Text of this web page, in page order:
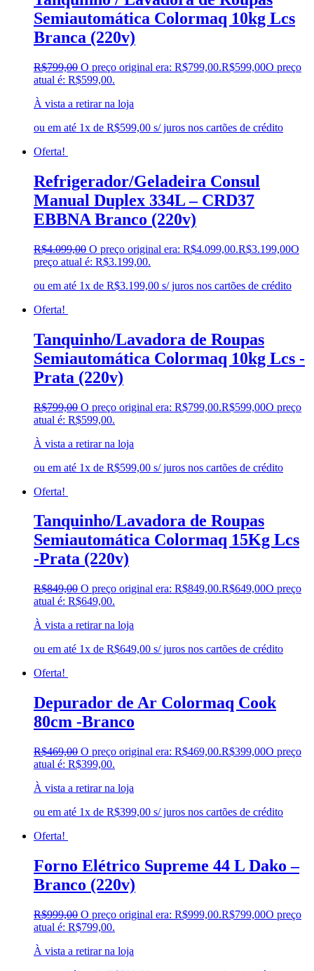
Semiautomática Colormaq 10kg Lcs
Branca (220v)
R$799,00 O preço original era: R$799,00.R$599,00O preço
atual é: R$599,00.
À vista a retirar na loja
ou em até 1x de R$599,00 s/ juros nos cartões de crédito
Oferta!
Refrigerador/Geladeira Consul
Manual Duplex 334L – CRD37
EBBNA Branco (220v)
R$4.099,00 O preço original era: R$4.099,00.R$3.199,00O
preço atual é: R$3.199,00.
ou em até 1x de R$3.199,00 s/ juros nos cartões de crédito
Oferta!
Tanquinho/Lavadora de Roupas
Semiautomática Colormaq 10kg Lcs -
Prata (220v)
R$799,00 O preço original era: R$799,00.R$599,00O preço
atual é: R$599,00.
À vista a retirar na loja
ou em até 1x de R$599,00 s/ juros nos cartões de crédito
Oferta!
Tanquinho/Lavadora de Roupas
Semiautomática Colormaq 15Kg Lcs
-Prata (220v)
R$849,00 O preço original era: R$849,00.R$649,00O preço
atual é: R$649,00.
À vista a retirar na loja
ou em até 1x de R$649,00 s/ juros nos cartões de crédito
Oferta!
Depurador de Ar Colormaq Cook
80cm -Branco
R$469,00 O preço original era: R$469,00.R$399,00O preço
atual é: R$399,00.
À vista a retirar na loja
ou em até 1x de R$399,00 s/ juros nos cartões de crédito
Oferta!
Forno Elétrico Supreme 44 L Dako –
Branco (220v)
R$999,00 O preço original era: R$999,00.R$799,00O preço
atual é: R$799,00.
À vista a retirar na loja